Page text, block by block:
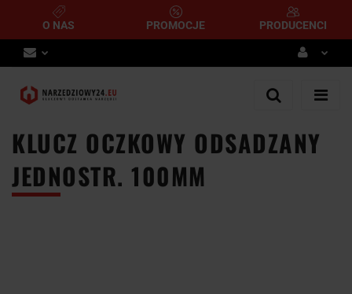
O NAS PROMOCJE PRODUCENCI
Zaloguj się
Dodaj zgłoszenie
KLUCZ OCZKOWY ODSADZANY
JEDNOSTR. 100MM